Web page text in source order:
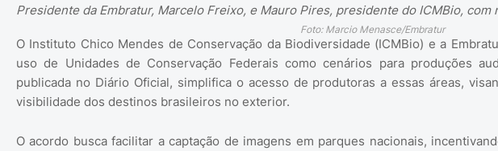
Presidente da Embratur, Marcelo Freixo, e Mauro Pires, presidente do ICMBio,
Foto: Marcio Menasce/Embratur
O Instituto Chico Mendes de Conservação da Biodiversidade (ICMBio) e a
uso de Unidades de Conservação Federais como cenários para produções
publicada no Diário Oficial, simplifica o acesso de produtoras a essas áreas,
visibilidade dos destinos brasileiros no exterior.
O acordo busca facilitar a captação de imagens em parques nacionais,